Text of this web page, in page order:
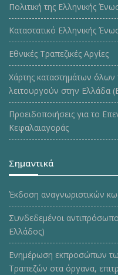
Πολιτική της Ελληνικής
Καταστατικό Ελληνικής
Εθνικές Τραπεζικές Αργίες
Χάρτης καταστημάτων
λειτουργούν στην Ελλάδα
Προειδοποιήσεις για το
Κεφαλαιαγοράς
Σημαντικά
Έκδοση αναγνωριστικών
Συνδεδεμένοι
Ελλάδος)
Ενημέρωση εκπροσώπων
Τραπεζών στα όργανα,